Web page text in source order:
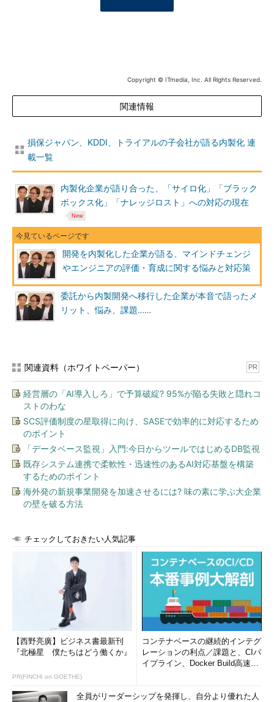
Copyright © ITmedia, Inc. All Rights Reserved.
関連情報
損保ジャパン、KDDI、トライアルの子会社が語る内製化 連
載一覧
内製化企業が語り合った、「サイロ化」「ブラック
ボックス化」「ナレッジロスト」への対応の現在
開発を内製化した企業が語る、マインドチェンジ
やエンジニアの評価・育成に関する悩みと対応策
委託から内製開発へ移行した企業が本音で語ったメ
リット、悩み、課題……
関連資料（ホワイトペーパー） PR
経営層の「AI導入しろ」で予算破綻? 95%が陥る失敗と隠れコ
ストのわな
SCS評価制度の星取得に向け、SASEで効率的に対応するため
のポイント
「データベース監視」入門:今日からツールではじめるDB監視
既存システム連携で柔軟性・迅速性のあるAI対応基盤を構築
するためのポイント
海外発の新規事業開発を加速させるには? 味の素に学ぶ大企業
の壁を破る方法
チェックしておきたい人気記事
【西野亮廣】ビジネス書最新刊
『北極星 僕たちはどう働くか』
PR(FINCHI on GOETHE)
コンテナベースの継続的インテグ
レーションの利点／課題と、CIパ
イプライン、Docker Build高速化
全員がリーダーシップを発揮し、自分より優れた人